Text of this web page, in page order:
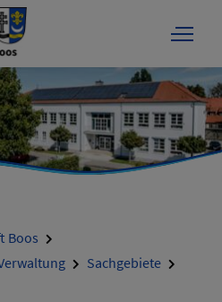
Boos
Sachgebiete